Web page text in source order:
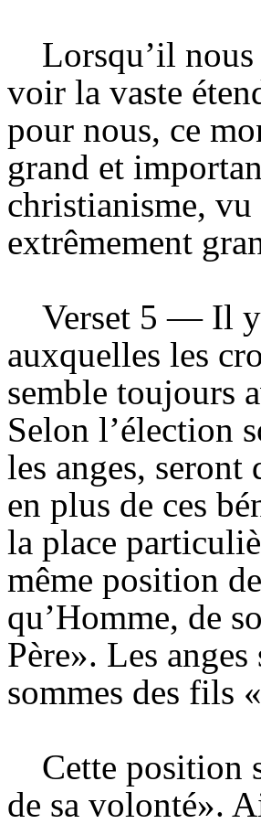
Lorsqu’il nous
voir la vaste
pour nous, ce
grand et
christianisme, vu
extrêmement
Verset 5 — Il y
auxquelles les
semble toujours
Selon l’élection
les anges,
en plus de ces
la place
même position
qu’Homme, de
Père». Les
sommes des fils
Cette position
de sa volonté».